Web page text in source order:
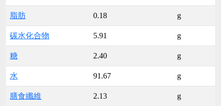
脂肪 0.18 g
碳水化合物 5.91 g
糖 2.40 g
水 91.67 g
膳食纖維 2.13 g